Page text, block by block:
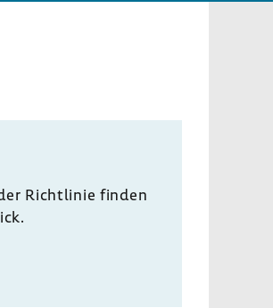
Richtlinie finden